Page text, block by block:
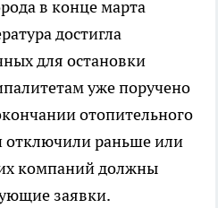
в конце марта
достигла
для остановки
уже поручено
отопительного
отключили раньше или
компаний должны
заявки.